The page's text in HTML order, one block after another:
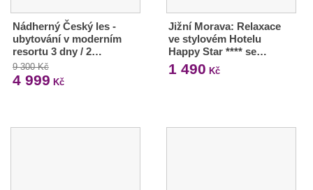
Nádherný Český les -
ubytování v moderním
resortu 3 dny / 2…
9 300 Kč
4 999 Kč
Jižní Morava: Relaxace
ve stylovém Hotelu
Happy Star **** se…
1 490 Kč